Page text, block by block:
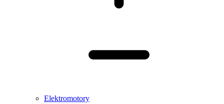
Elektromotory